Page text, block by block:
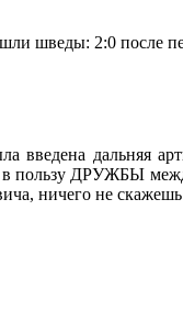
шведы: 2:0 после
введена дальняя
в пользу ДРУЖБЫ
ничего не